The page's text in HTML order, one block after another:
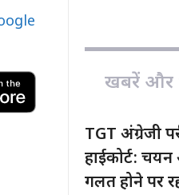
o
k
A
p
खबरें और
TGT अंग्रेजी
हाईकोर्ट:
गलत होने पर